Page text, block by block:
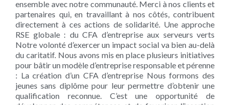
ensemble avec notre communauté. Merci à nos clients et
partenaires qui, en travaillant à nos côtés, contribuent
directement à ces actions de solidarité. Une approche
RSE globale : du CFA d’entreprise aux serveurs verts
Notre volonté d’exercer un impact social va bien au-delà
du caritatif. Nous avons mis en place plusieurs initiatives
pour bâtir un modèle d’entreprise responsable et pérenne
: La création d’un CFA d’entreprise Nous formons des
jeunes sans diplôme pour leur permettre d’obtenir une
qualification reconnue. C’est une opportunité de